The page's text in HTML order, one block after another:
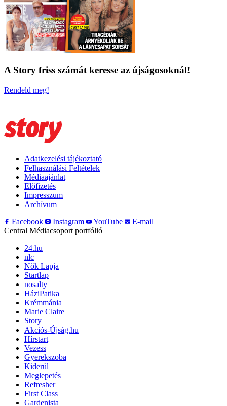
A Story friss számát keresse az újságosoknál!
Rendeld meg!
Adatkezelési tájékoztató
Felhasználási Feltételek
Médiaajánlat
Előfizetés
Impresszum
Archívum
Facebook
Instagram YouTube
E-mail
Central Médiacsoport portfólió
24.hu
nlc
Nők Lapja
Startlap
nosalty
HáziPatika
Krémmánia
Marie Claire
Story
Akciós-Újság.hu
Hírstart
Vezess
Gyerekszoba
Kiderül
Meglepetés
Refresher
First Class
Gardenista